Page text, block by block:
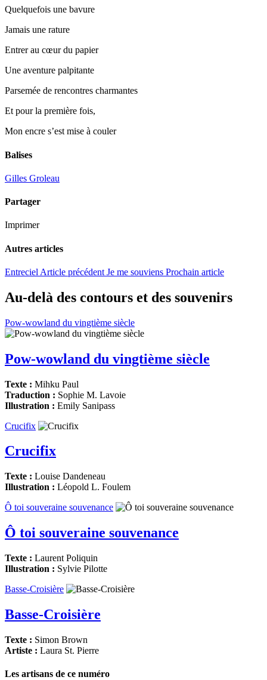
Quelquefois une bavure
Jamais une rature
Entrer au cœur du papier
Une aventure palpitante
Parsemée de rencontres charmantes
Et pour la première fois,
Mon encre s’est mise à couler
Balises
Gilles Groleau
Partager
Imprimer
Autres articles
Entreciel Article précédent Je me souviens Prochain article
Au-delà des contours et des souvenirs
Pow-wowland du vingtième siècle
Pow-wowland du vingtième siècle
Texte : Mihku Paul
Traduction : Sophie M. Lavoie
Illustration : Emily Sanipass
Crucifix
Crucifix
Texte : Louise Dandeneau
Illustration : Léopold L. Foulem
Ô toi souveraine souvenance
Ô toi souveraine souvenance
Texte : Laurent Poliquin
Illustration : Sylvie Pilotte
Basse-Croisière
Basse-Croisière
Texte : Simon Brown
Artiste : Laura St. Pierre
Les artisans de ce numéro